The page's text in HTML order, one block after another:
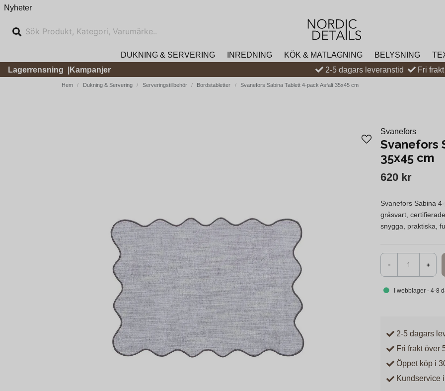
Nyheter
DUKNING & SERVERING INREDNING KÖK & MATLAGNING BELYSNING
Lagerrensning
Kampanjer 2-5 dagars leveranstid Fri
Hem Dukning & Servering Serveringstillbehör Bordstabletter Svanefors Sabina Tablett 4-pack Asfalt 35x45 cm
Svanefors
Svanefors
35x45 cm
620 kr
Svanefors Sabina
gråsvart,
snygga, praktiska,
- +
I webblager - 4-8
2-5 dagars
Fri frakt över
Öppet köp i
Kundservice